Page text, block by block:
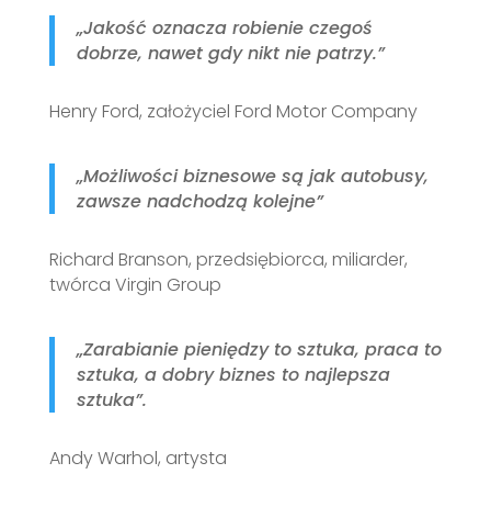
„Jakość oznacza robienie czegoś
dobrze, nawet gdy nikt nie patrzy.”
Henry Ford, założyciel Ford Motor Company
„Możliwości biznesowe są jak autobusy,
zawsze nadchodzą kolejne”
Richard Branson, przedsiębiorca, miliarder,
twórca Virgin Group
„Zarabianie pieniędzy to sztuka, praca to
sztuka, a dobry biznes to najlepsza
sztuka”.
Andy Warhol, artysta